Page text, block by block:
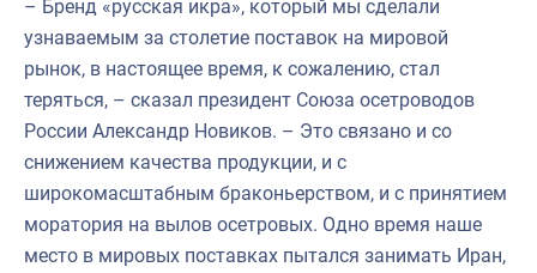
– Бренд «русская икра», который мы сделали
узнаваемым за столетие поставок на мировой
рынок, в настоящее время, к сожалению, стал
теряться, – сказал президент Союза осетроводов
России Александр Новиков. – Это связано и со
снижением качества продукции, и с
широкомасштабным браконьерством, и с принятием
моратория на вылов осетровых. Одно время наше
место в мировых поставках пытался занимать Иран,